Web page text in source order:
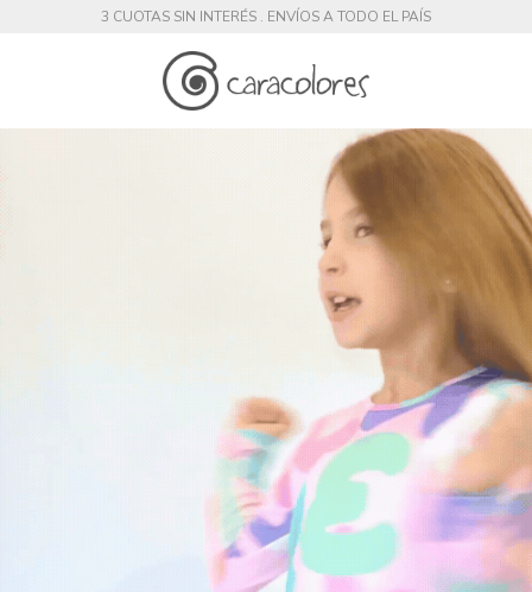
3 CUOTAS SIN INTERÉS . ENVÍOS A TODO EL PAÍS